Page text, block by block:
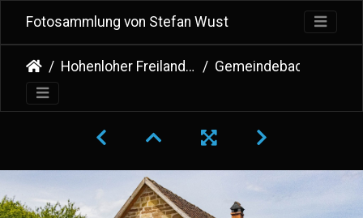
Fotosammlung von Stefan Wust
Hohenloher Freilandmuseum Wackershofen Gemeindebackhaus aus Beilstein